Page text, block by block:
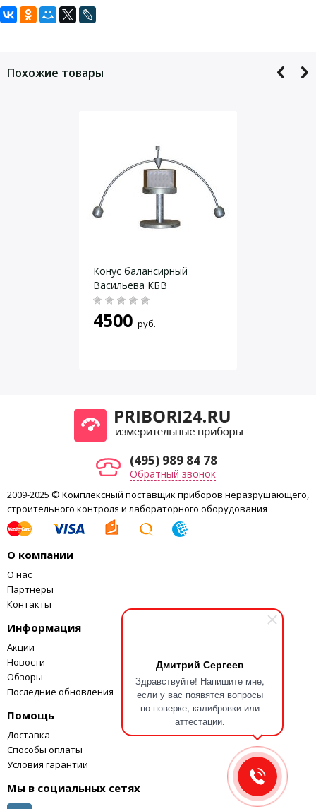
Дмитрий Сергеев
Здравствуйте! Напишите мне,
если у вас появятся вопросы
по поверке, калибровки или
аттестации.
Технические характеристики:
I — 55 ± 0,2 мм,
Задать вопрос
Похожие товары
Конус балансирный
Васильева КБВ
4500 руб.
(495) 989 84 78
Обратный звонок
2009-2025 © Комплексный поставщик приборов неразрушающего,
строительного контроля и лабораторного оборудования
О компании
О нас
Партнеры
Контакты
Информация
Акции
Новости
Обзоры
Последние обновления
Помощь
Доставка
Способы оплаты
Условия гарантии
Мы в социальных сетях